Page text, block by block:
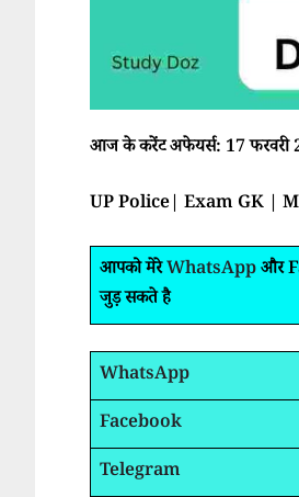
आज के करेंट अफेयर्स: 17
UP Police| Exam GK |
आपको मेरेWhatsAppऔर
जुड़ सकते है
WhatsApp
Facebook
Telegram